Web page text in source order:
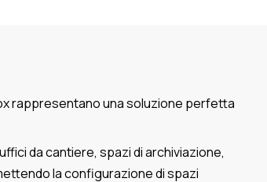
rappresentano una soluzione perfetta
da cantiere, spazi di archiviazione,
la configurazione di spazi